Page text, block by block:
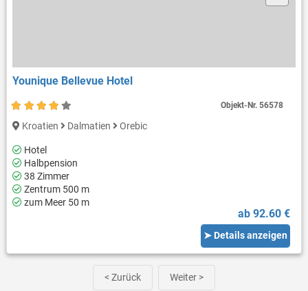
Younique Bellevue Hotel
Kroatien Dalmatien Orebic
Hotel
Halbpension
38 Zimmer
Zentrum 500 m
zum Meer 50 m
ab 92.60 €
➤ Details anzeigen
Objekt-Nr.56578
< Zurück Weiter >